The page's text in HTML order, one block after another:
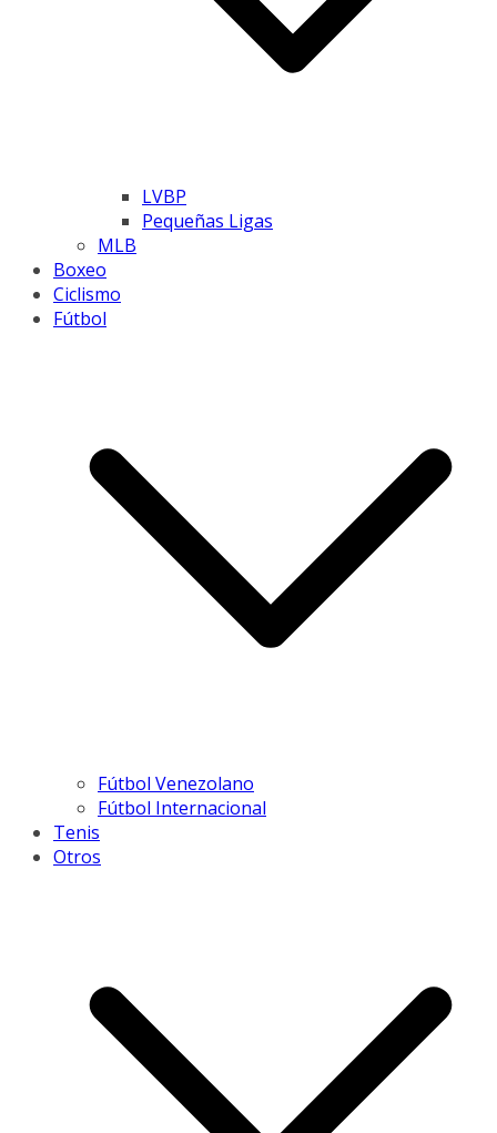
LVBP
Pequeñas Ligas
MLB
Boxeo
Ciclismo
Fútbol
Fútbol Venezolano
Fútbol Internacional
Tenis
Otros